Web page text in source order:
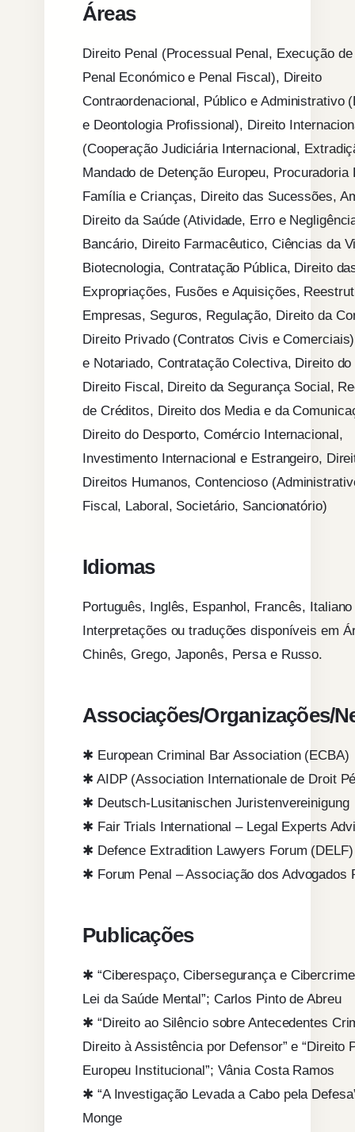
Áreas
Direito Penal (Processual Penal, Execução
Penal Económico e Penal Fiscal), Direito
Contraordenacional, Público e Administrativo
e Deontologia Profissional), Direito
(Cooperação Judiciária Internacional,
Mandado de Detenção Europeu, Procuradoria
Família e Crianças, Direito das Sucessões,
Direito da Saúde (Atividade, Erro e
Bancário, Direito Farmacêutico, Ciências da
Biotecnologia, Contratação Pública, Direito
Expropriações, Fusões e Aquisições,
Empresas, Seguros, Regulação, Direito da
Direito Privado (Contratos Civis e
e Notariado, Contratação Colectiva, Direito do
Direito Fiscal, Direito da Segurança Social,
de Créditos, Direito dos Media e da
Direito do Desporto, Comércio Internacional,
Investimento Internacional e Estrangeiro,
Direitos Humanos, Contencioso
Fiscal, Laboral, Societário, Sancionatório)
Idiomas
Português, Inglês, Espanhol, Francês,
Interpretações ou traduções disponíveis em
Chinês, Grego, Japonês, Persa e Russo.
Associações/Organizações/
✱ European Criminal Bar Association (ECBA)
✱ AIDP (Association Internationale de Droit
✱ Deutsch-Lusitanischen Juristenvereinigung
✱ Fair Trials International – Legal Experts
✱ Defence Extradition Lawyers Forum (DELF)
✱ Forum Penal – Associação dos Advogados
Publicações
✱ “Ciberespaço, Cibersegurança e
Lei da Saúde Mental”; Carlos Pinto de Abreu
✱ “Direito ao Silêncio sobre Antecedentes
Direito à Assistência por Defensor” e “Direito
Europeu Institucional”; Vânia Costa Ramos
✱ “A Investigação Levada a Cabo pela
Monge